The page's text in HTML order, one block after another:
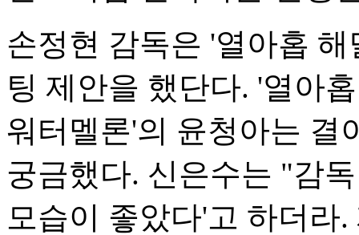
손정현 감독은 '열아홉
팅 제안을 했단다. '열아
워터멜론'의 윤청아는 결
궁금했다. 신은수는 "감
모습이 좋았다'고 하더라